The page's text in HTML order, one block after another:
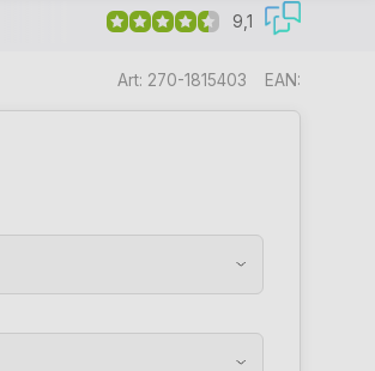
9,1
Art: 270-1815403 EAN: